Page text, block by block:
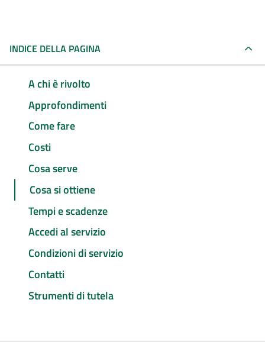
INDICE DELLA PAGINA
A chi è rivolto
Approfondimenti
Come fare
Costi
Cosa serve
Cosa si ottiene
Tempi e scadenze
Accedi al servizio
Condizioni di servizio
Contatti
Strumenti di tutela